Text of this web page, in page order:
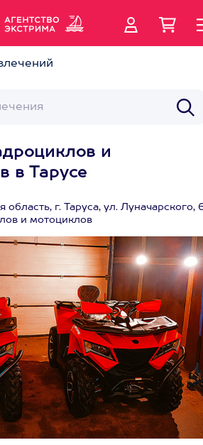
и
в Тарусе
область, г. Таруса, ул. Луначарского,
и мотоциклов